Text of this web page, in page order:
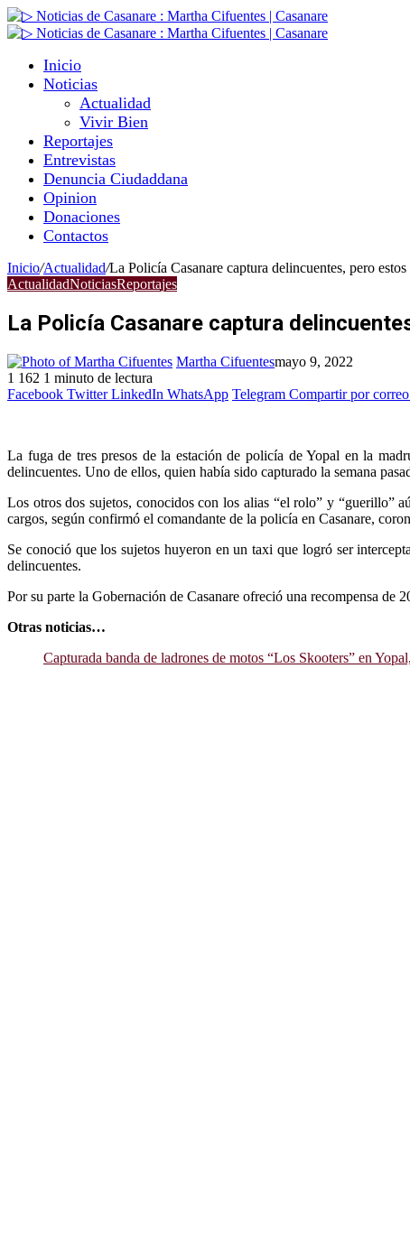
Inicio
Noticias
Actualidad
Vivir Bien
Reportajes
Entrevistas
Denuncia Ciudaddana
Opinion
Donaciones
Contactos
Inicio/Actualidad/La Policía Casanare captura delincuentes, pero
ActualidadNoticiasReportajes
La Policía Casanare captura
Martha Cifuentesmayo 9, 2022
1 162 1 minuto de lectura
Facebook Twitter LinkedIn WhatsApp Telegram Compartir por
La fuga de tres presos de la estación de policía de Yopal en la
delincuentes. Uno de ellos, quien había sido capturado la semana
Los otros dos sujetos, conocidos con los alias “el rolo” y “guerillo”
cargos, según confirmó el comandante de la policía en Casanare,
Se conoció que los sujetos huyeron en un taxi que logró ser
delincuentes.
Por su parte la Gobernación de Casanare ofreció una recompensa de
Otras noticias…
Capturada banda de ladrones de motos “Los Skooters” en